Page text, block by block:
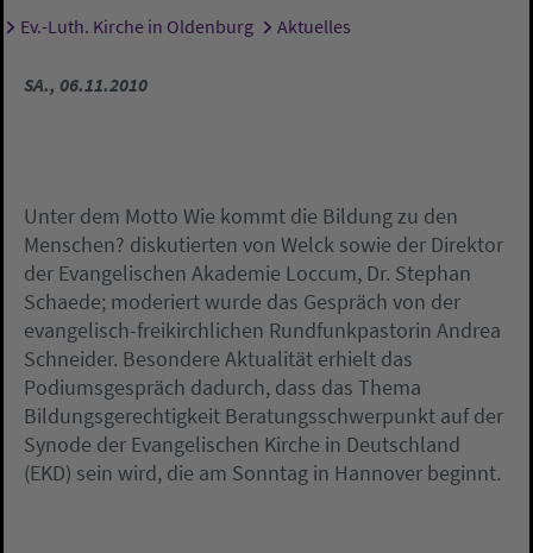
Sie sind hier:
Ev.-Luth. Kirche in Oldenburg Aktuelles
SA., 06.11.2010
Unter dem Motto Wie kommt die Bildung zu den
Menschen? diskutierten von Welck sowie der Direktor
der Evangelischen Akademie Loccum, Dr. Stephan
Schaede; moderiert wurde das Gespräch von der
evangelisch-freikirchlichen Rundfunkpastorin Andrea
Schneider. Besondere Aktualität erhielt das
Podiumsgespräch dadurch, dass das Thema
Bildungsgerechtigkeit Beratungsschwerpunkt auf der
Synode der Evangelischen Kirche in Deutschland
(EKD) sein wird, die am Sonntag in Hannover beginnt.